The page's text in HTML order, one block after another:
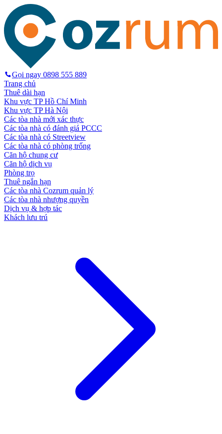
Gọi ngay 0898 555 889
Trang chủ
Thuê dài hạn
Khu vực TP Hồ Chí Minh
Khu vực TP Hà Nội
Các tòa nhà mới xác thực
Các tòa nhà có đánh giá PCCC
Các tòa nhà có Streetview
Các tòa nhà có phòng trống
Căn hộ chung cư
Căn hộ dịch vụ
Phòng trọ
Thuê ngắn hạn
Các tòa nhà Cozrum quản lý
Các tòa nhà nhượng quyền
Dịch vụ & hợp tác
Khách lưu trú